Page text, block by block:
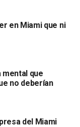
en Miami que ni
mental que
no deberían
del Miami